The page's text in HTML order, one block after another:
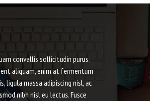
convallis sollicitudin purus.
aliquam, enim at fermentum
ligula massa adipiscing nisl, ac
nibh nisl eu lectus. Fusce